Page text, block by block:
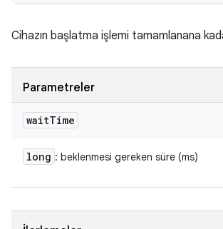
Cihazın başlatma işlemi tamamlanana
Parametreler
waitTime
long : beklenmesi gereken süre (ms)